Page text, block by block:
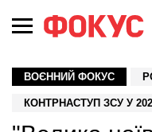
ВОЄННИЙ ФОКУС
КОНТРНАСТУП ЗСУ У